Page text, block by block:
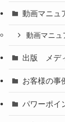
動画マニュ
動画マニュ
出版 メデ
お客様の事
パワーポイ